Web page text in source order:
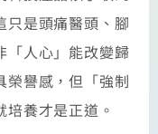
只是頭痛醫頭、腳
「人心」能改變歸
榮譽感，但「強制
養才是正道。